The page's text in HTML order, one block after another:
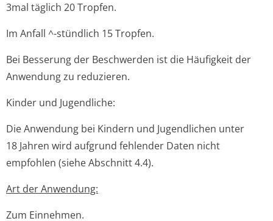
3mal täglich 20 Tropfen.
Im Anfall ^-stündlich 15 Tropfen.
Bei Besserung der Beschwerden ist die Häufigkeit der
Anwendung zu reduzieren.
Kinder und Jugendliche:
Die Anwendung bei Kindern und Jugendlichen unter
18 Jahren wird aufgrund fehlender Daten nicht
empfohlen (siehe Abschnitt 4.4).
Art der Anwendung:
Zum Einnehmen.